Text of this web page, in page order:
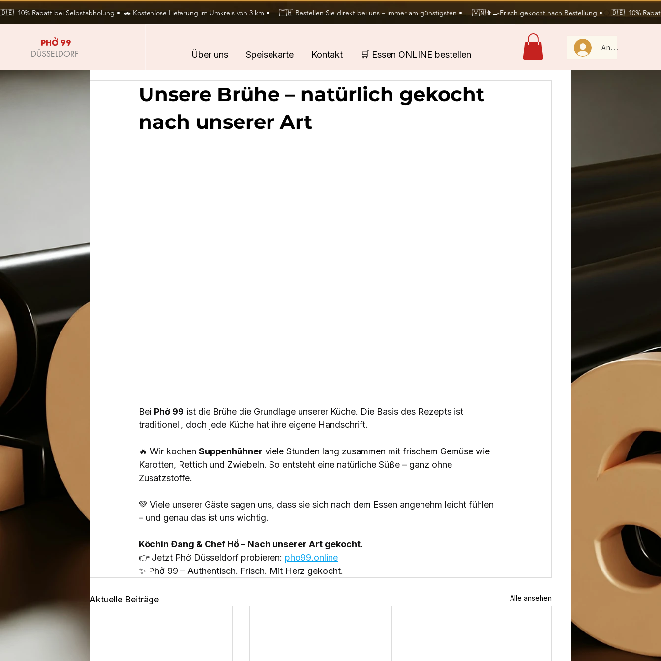
🇩🇪  10% Rabatt bei Selbstabholung •  🚗 Kostenlose Lieferung im Umkreis von 3 km •     🇹🇭 Bestellen Sie direkt bei uns – immer am günstigsten •     🇻🇳👨‍🍳Frisch gekocht nach Bestellung •
PHỞ 99
DÜSSELDORF Über uns Speisekarte Kontakt 🛒 Essen ONLINE bestellen
Anmelden
Unsere Brühe – natürlich gekocht
nach unserer Art
Bei Phở 99 ist die Brühe die Grundlage unserer Küche. Die Basis des Rezepts ist
traditionell, doch jede Küche hat ihre eigene Handschrift.
🔥 Wir kochen Suppenhühner viele Stunden lang zusammen mit frischem Gemüse wie
Karotten, Rettich und Zwiebeln. So entsteht eine natürliche Süße – ganz ohne
Zusatzstoffe.
💚 Viele unserer Gäste sagen uns, dass sie sich nach dem Essen angenehm leicht fühlen
– und genau das ist uns wichtig.
Köchin Đang & Chef Hồ – Nach unserer Art gekocht.
👉 Jetzt Phở Düsseldorf probieren: pho99.online
✨ Phở 99 – Authentisch. Frisch. Mit Herz gekocht.
Aktuelle Beiträge Alle ansehen